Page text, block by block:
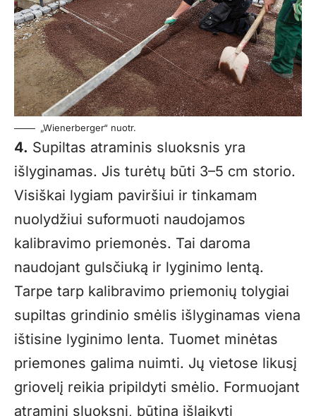
„Wienerberger“ nuotr.
4. Supiltas atraminis sluoksnis yra
išlyginamas. Jis turėtų būti 3–5 cm storio.
Visiškai lygiam paviršiui ir tinkamam
nuolydžiui suformuoti naudojamos
kalibravimo priemonės. Tai daroma
naudojant gulsčiuką ir lyginimo lentą.
Tarpe tarp kalibravimo priemonių tolygiai
supiltas grindinio smėlis išlyginamas viena
ištisine lyginimo lenta. Tuomet minėtas
priemones galima nuimti. Jų vietose likusį
griovelį reikia pripildyti smėlio. Formuojant
atraminį sluoksnį, būtina išlaikyti